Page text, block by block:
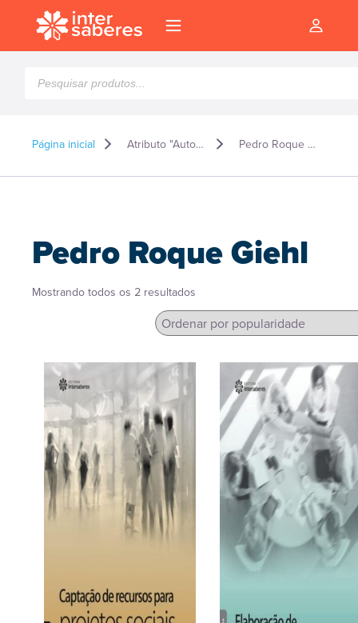
produtos
Página inicial Atributo "Autor" de produto Pedro Roque Giehl
Pedro Roque Giehl
Mostrando todos os 2 resultados
popularidade